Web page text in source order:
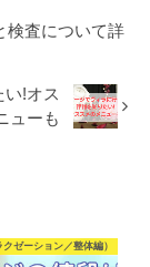
検査について詳
!オス
ューも
ゼーション／整体編）